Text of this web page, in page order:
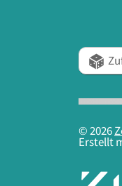
© 2026
Erstellt